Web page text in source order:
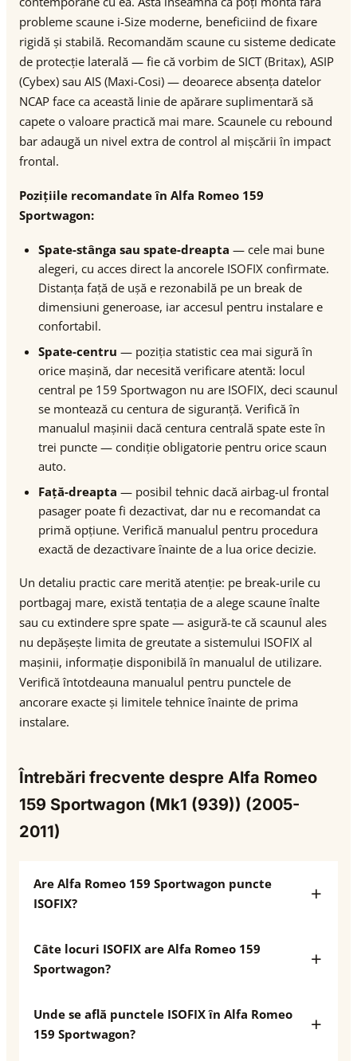
probleme scaune i-Size moderne, beneficiind de fixare
rigidă și stabilă. Recomandăm scaune cu sisteme dedicate
de protecție laterală — fie că vorbim de SICT (Britax), ASIP
(Cybex) sau AIS (Maxi-Cosi) — deoarece absența datelor
NCAP face ca această linie de apărare suplimentară să
capete o valoare practică mai mare. Scaunele cu rebound
bar adaugă un nivel extra de control al mișcării în impact
frontal.
Pozițiile recomandate în Alfa Romeo 159
Sportwagon:
Spate-stânga sau spate-dreapta — cele mai bune
alegeri, cu acces direct la ancorele ISOFIX confirmate.
Distanța față de ușă e rezonabilă pe un break de
dimensiuni generoase, iar accesul pentru instalare e
confortabil.
Spate-centru — poziția statistic cea mai sigură în
orice mașină, dar necesită verificare atentă: locul
central pe 159 Sportwagon nu are ISOFIX, deci scaunul
se montează cu centura de siguranță. Verifică în
manualul mașinii dacă centura centrală spate este în
trei puncte — condiție obligatorie pentru orice scaun
auto.
Față-dreapta — posibil tehnic dacă airbag-ul frontal
pasager poate fi dezactivat, dar nu e recomandat ca
primă opțiune. Verifică manualul pentru procedura
exactă de dezactivare înainte de a lua orice decizie.
Un detaliu practic care merită atenție: pe break-urile cu
portbagaj mare, există tentația de a alege scaune înalte
sau cu extindere spre spate — asigură-te că scaunul ales
nu depășește limita de greutate a sistemului ISOFIX al
mașinii, informație disponibilă în manualul de utilizare.
Verifică întotdeauna manualul pentru punctele de
ancorare exacte și limitele tehnice înainte de prima
instalare.
Întrebări frecvente despre Alfa Romeo
159 Sportwagon (Mk1 (939)) (2005-
2011)
Are Alfa Romeo 159 Sportwagon puncte
ISOFIX?
Câte locuri ISOFIX are Alfa Romeo 159
Sportwagon?
Unde se află punctele ISOFIX în Alfa Romeo
159 Sportwagon?